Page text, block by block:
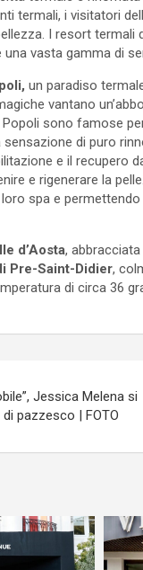
termali, i visitatori
I resort termali
vasta gamma di
un paradiso
vantano
sono famose
di puro
e il recupero
e rigenerare la
spa e
d’Aosta,
Pre-Saint-Didier,
di circa 36
Jessica Melena si
pazzesco | FOTO